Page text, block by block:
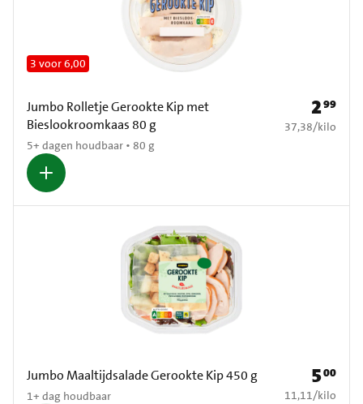
Jumbo Rolletje Gerookte Kip met
Bieslookroomkaas 80 g
5+ dagen houdbaar • 80 g
3 voor 6,00
Prijs: €
299
€ 37,38 per kilo
37,38/kilo
Jumbo Maaltijdsalade Gerookte Kip 450 g
1+ dag houdbaar
Prijs: €
500
€ 11,11 per kilo
11,11/kilo